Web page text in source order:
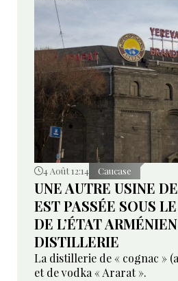
4 Août 12:14 Caucase
UNE AUTRE USINE
EST PASSÉE SOUS
DE L’ÉTAT
DISTILLERIE
La distillerie de « cognac »
et de vodka « Ararat ».